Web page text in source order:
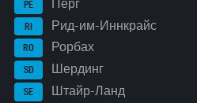
PE Перг
RI Рид-им-Иннкрайс
RO Рорбах
SD Шердинг
SE Штайр-Ланд